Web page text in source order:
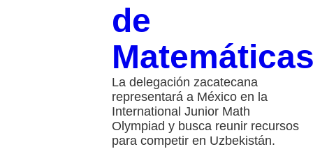
de
La delegación zacatecana
representará a México en la
International Junior Math
Olympiad y busca reunir recursos
para competir en Uzbekistán.